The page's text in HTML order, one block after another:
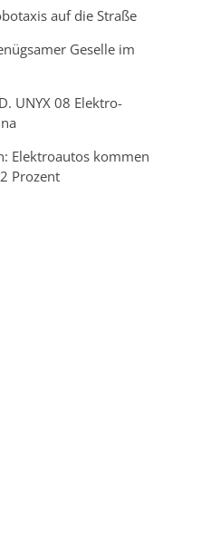
auf die Straße
Geselle im
UNYX 08 Elektro-
Elektroautos kommen
Prozent